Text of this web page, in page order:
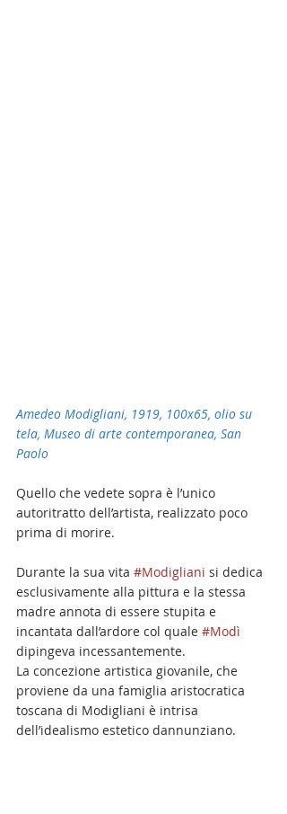
Amedeo Modigliani, 1919, 100x65, olio su
tela, Museo di arte contemporanea, San
Paolo
Quello che vedete sopra è l’unico
autoritratto dell’artista, realizzato poco
prima di morire.
Durante la sua vita #Modigliani si dedica
esclusivamente alla pittura e la stessa
madre annota di essere stupita e
incantata dall’ardore col quale #Modì
dipingeva incessantemente.
La concezione artistica giovanile, che
proviene da una famiglia aristocratica
toscana di Modigliani è intrisa
dell’idealismo estetico dannunziano.